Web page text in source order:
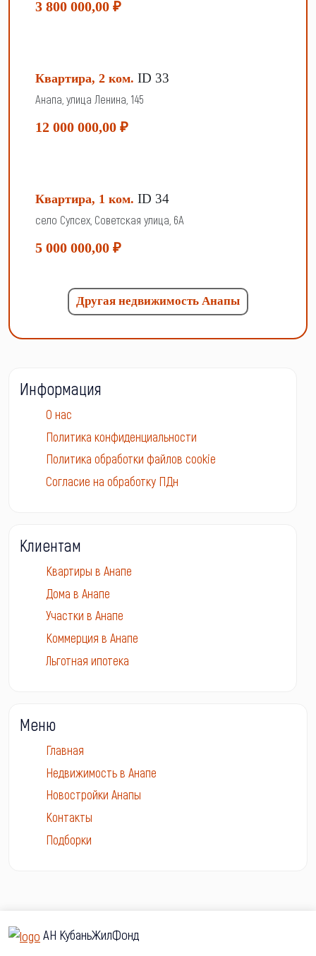
3 800 000,00 ₽
Квартира, 2 ком. ID 33
Анапа, улица Ленина, 145
12 000 000,00 ₽
Квартира, 1 ком. ID 34
село Супсех, Советская улица, 6А
5 000 000,00 ₽
Другая недвижимость Анапы
Информация
О нас
Политика конфиденциальности
Политика обработки файлов cookie
Согласие на обработку ПДн
Клиентам
Квартиры в Анапе
Дома в Анапе
Участки в Анапе
Коммерция в Анапе
Льготная ипотека
Меню
Главная
Недвижимость в Анапе
Новостройки Анапы
Контакты
Подборки
АН КубаньЖилФонд